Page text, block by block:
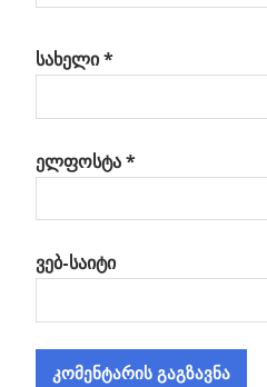
სახელი*
ელფოსტა*
ვებ-საიტი